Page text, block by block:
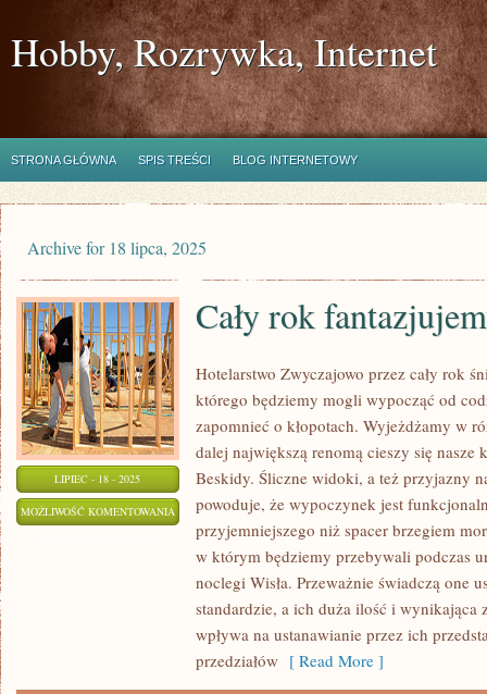
Hobby, Rozrywka, Internet
STRONA GŁÓWNA SPIS TREŚCI BLOG INTERNETOWY
Archive for 18 lipca, 2025
LIPIEC - 18 - 2025
MOŻLIWOŚĆ KOMENTOWANIA CAŁY
ROK
FANTAZJUJEMY
URLOPIE
Cały rok
Hotelarstwo Zwyczajowo przez cały rok
którego będziemy mogli wypocząć od
zapomnieć o kłopotach. Wyjeżdżamy w
dalej największą renomą cieszy się nasze
Beskidy. Śliczne widoki, a też przyjazny
powoduje, że wypoczynek jest
przyjemniejszego niż spacer brzegiem
w którym będziemy przebywali podczas
noclegi Wisła. Przeważnie świadczą one
standardzie, a ich duża ilość i wynikająca
wpływa na ustanawianie przez ich
przedziałów [ Read More ]